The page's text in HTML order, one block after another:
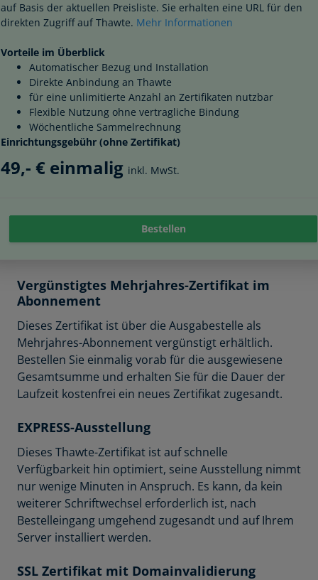
auf Basis der aktuellen Preisliste. Sie erhalten eine URL für den
direkten Zugriff auf Thawte. Mehr Informationen
Vorteile im Überblick
Automatischer Bezug und Installation
Direkte Anbindung an Thawte
für eine unlimitierte Anzahl an Zertifikaten nutzbar
Flexible Nutzung ohne vertragliche Bindung
Wöchentliche Sammelrechnung
Einrichtungsgebühr (ohne Zertifikat)
49,- € einmalig inkl. MwSt.
Bestellen
Vergünstigtes Mehrjahres-Zertifikat im
Abonnement
Dieses Zertifikat ist über die Ausgabestelle als
Mehrjahres-Abonnement vergünstigt erhältlich.
Bestellen Sie einmalig vorab für die ausgewiesene
Gesamtsumme und erhalten Sie für die Dauer der
Laufzeit kostenfrei ein neues Zertifikat zugesandt.
EXPRESS-Ausstellung
Dieses Thawte-Zertifikat ist auf schnelle
Verfügbarkeit hin optimiert, seine Ausstellung nimmt
nur wenige Minuten in Anspruch. Es kann, da kein
weiterer Schriftwechsel erforderlich ist, nach
Bestelleingang umgehend zugesandt und auf Ihrem
Server installiert werden.
SSL Zertifikat mit Domainvalidierung